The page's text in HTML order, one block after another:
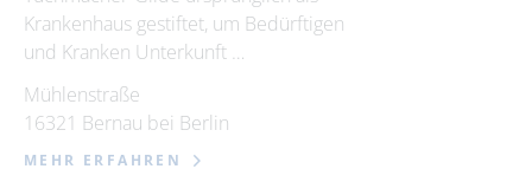
Krankenhaus gestiftet, um Bedürftigen
und Kranken Unterkunft …
Mühlenstraße
16321 Bernau bei Berlin
MEHR ERFAHREN